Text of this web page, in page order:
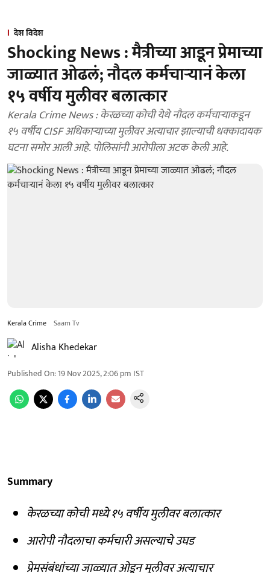
देश विदेश
Shocking News : मैत्रीच्या आडून प्रेमाच्या
जाळ्यात ओढलं; नौदल कर्मचाऱ्यानं केला
१५ वर्षीय मुलीवर बलात्कार
Kerala Crime News : केरळच्या कोची येथे नौदल कर्मचाऱ्याकडून
१५ वर्षीय CISF अधिकाऱ्याच्या मुलीवर अत्याचार झाल्याची धक्कादायक
घटना समोर आली आहे. पोलिसांनी आरोपीला अटक केली आहे.
Kerala Crime Saam Tv
Alisha Khedekar
Published On:19 Nov 2025, 2:06 pm IST
Summary
केरळच्या कोची मध्ये १५ वर्षीय मुलीवर बलात्कार
आरोपी नौदलाचा कर्मचारी असल्याचे उघड
प्रेमसंबंधांच्या जाळ्यात ओडून मुलीवर अत्याचार